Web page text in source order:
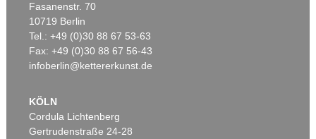
Auktion 360 - Lot 123
OTTO MUELLER
Artistenpaar, 1910
Ergebnis:€ 780.000
Badende in Landschaft
Ergebnis:
Fasanenstr. 70
10719 Berlin
Tel.: +49 (0)30 88 67 53-63
Fax: +49 (0)30 88 67 56-43
infoberlin@kettererkunst.de
KÖLN
Cordula Lichtenberg
Gertrudenstraße 24-28